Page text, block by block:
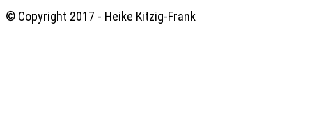
© Copyright 2017 - Heike Kitzig-Frank